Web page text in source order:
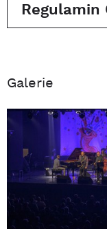
Regulamin
Galerie